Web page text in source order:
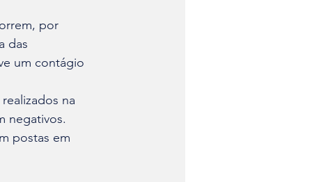
por
das
um contágio
na
negativos.
postas em